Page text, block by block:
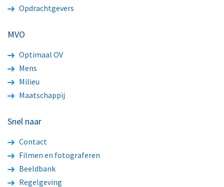
Opdrachtgevers
MVO
Optimaal OV
Mens
Milieu
Maatschappij
Snel naar
Contact
Filmen en fotograferen
Beeldbank
Regelgeving